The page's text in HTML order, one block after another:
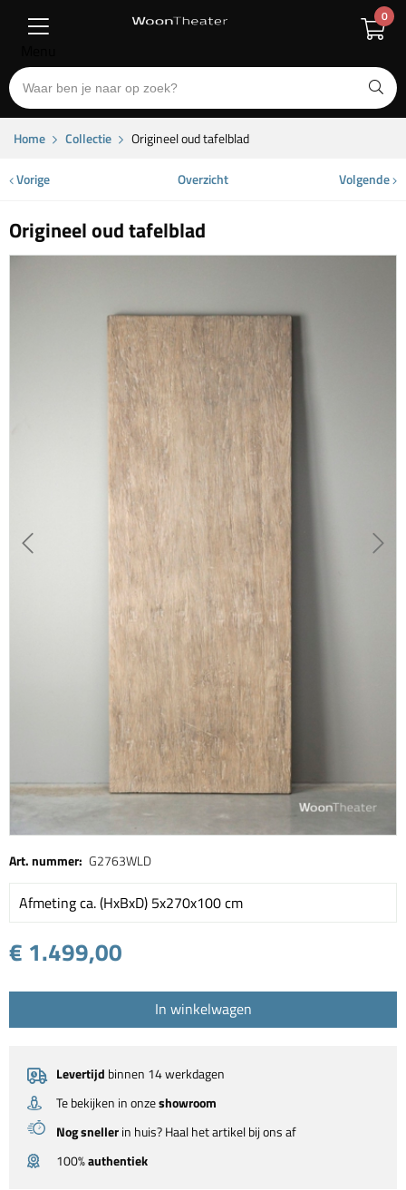
0
Home Collectie Origineel oud tafelblad
Vorige Overzicht Volgende
Origineel oud tafelblad
Art. nummer: G2763WLD
Afmeting ca. (HxBxD) 5x270x100 cm
€ 1.499,00
In winkelwagen
Levertijd binnen 14 werkdagen
Te bekijken in onzeshowroom
Nog snellerin huis? Haal het artikel bij ons af
100%authentiek